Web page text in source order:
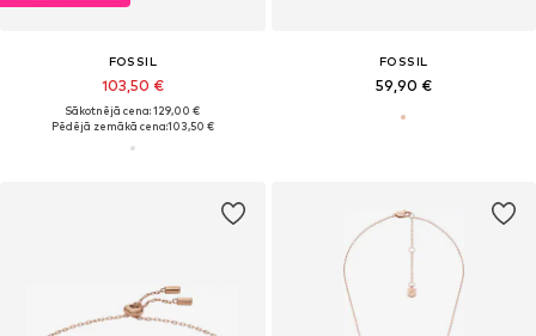
FOSSIL
103,50 €
Sākotnējā cena: 129,00 €
Pēdējā zemākā cena:103,50 €
FOSSIL
59,90 €